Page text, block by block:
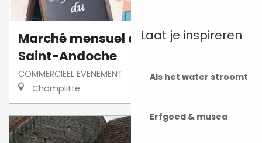
Laat je inspireren
Als het water stroomt
Erfgoed & musea
Marché mensuel de Fouvent-
Saint-Andoche
COMMERCIEEL EVENEMENT
Champlitte